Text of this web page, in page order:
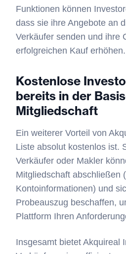
Funktionen können
dass sie ihre Angebote an
Verkäufer senden und ihre
erfolgreichen Kauf erhöhen.
Kostenlose
bereits in der
Mitgliedschaft
Ein weiterer Vorteil von
Liste absolut kostenlos ist.
Verkäufer oder Makler
Mitgliedschaft abschließen
Kontoinformationen) und
Probeauszug beschaffen,
Plattform Ihren
Insgesamt bietet Akquireal